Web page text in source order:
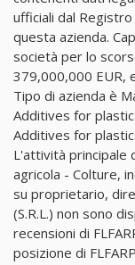
ufficiali dal
questa azienda.
società per lo
379,000,000 EUR,
Tipo di azienda è
Additives for
Additives for
L'attività principale
agricola - Colture,
su proprietario,
(S.R.L.) non sono
recensioni di
posizione di